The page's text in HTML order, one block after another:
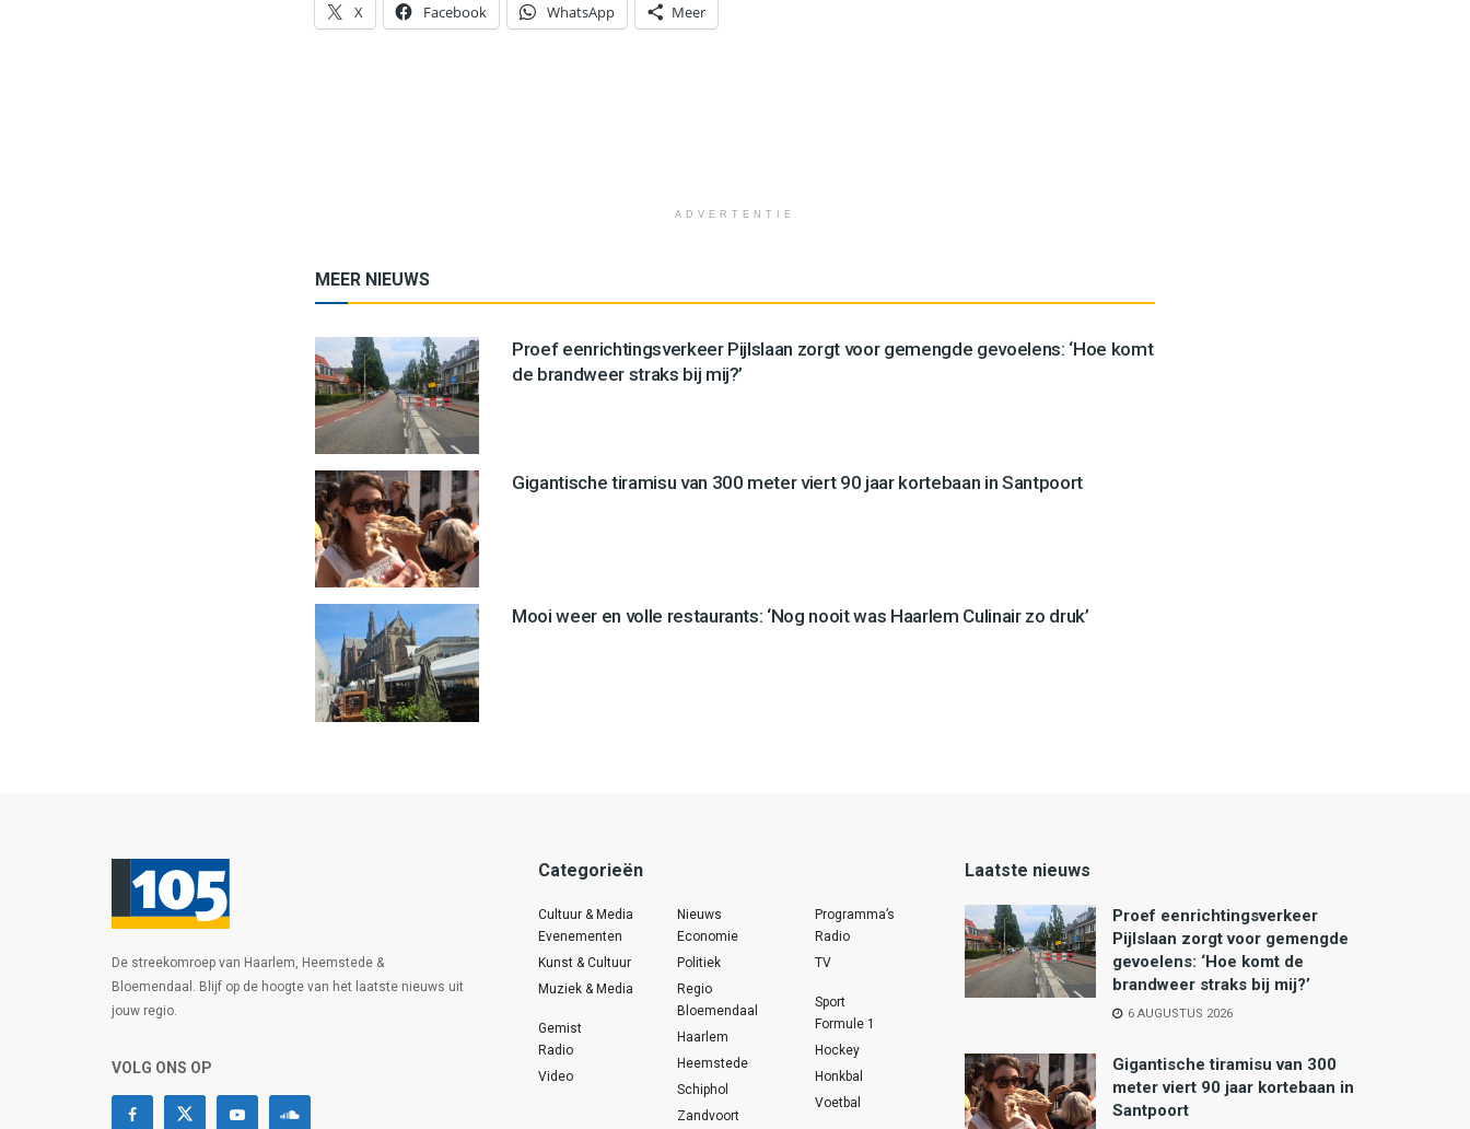
X Facebook WhatsApp Meer
ADVERTENTIE
MEER NIEUWS
Proef eenrichtingsverkeer Pijlslaan zorgt voor gemengde gevoelens: ‘Hoe komt
de brandweer straks bij mij?’
Gigantische tiramisu van 300 meter viert 90 jaar kortebaan in Santpoort
Mooi weer en volle restaurants: ‘Nog nooit was Haarlem Culinair zo druk’
De streekomroep van Haarlem, Heemstede &
Bloemendaal. Blijf op de hoogte van het laatste nieuws uit
jouw regio.
VOLG ONS OP
Categorieën
Cultuur & Media
Evenementen
Kunst & Cultuur
Muziek & Media
Gemist
Radio
Video
Nieuws
Economie
Politiek
Regio
Bloemendaal
Haarlem
Heemstede
Schiphol
Zandvoort
Programma’s
Radio
TV
Sport
Formule 1
Hockey
Honkbal
Voetbal
Laatste nieuws
Proef eenrichtingsverkeer
Pijlslaan zorgt voor gemengde
gevoelens: ‘Hoe komt de
brandweer straks bij mij?’
6 AUGUSTUS 2026
Gigantische tiramisu van 300
meter viert 90 jaar kortebaan in
Santpoort